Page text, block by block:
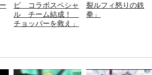
ピ コラボスペシャ
ル チーム結成！
チョッパーを救え」
裂ルフィ怒りの鉄
拳」